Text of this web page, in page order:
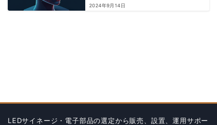
2024年9月14日
LEDサイネージ・電子部品の選定から販売、設置、運用サポー